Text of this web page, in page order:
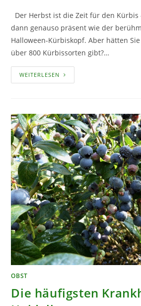
Der Herbst ist die Zeit für den
dann genauso präsent wie der
Halloween-Kürbiskopf. Aber hätten
über 800 Kürbissorten gibt?…
WEITERLESEN VERSCHIEDENE
KÜRBISSORTEN
FÜNF
STÜCK
VOR
OBST
Die häufigsten